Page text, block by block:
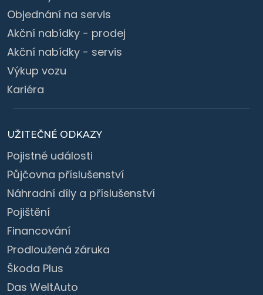
Objednání na servis
Akční nabídky - prodej
Akční nabídky - servis
Výkup vozu
Kariéra
UŽITEČNÉ ODKAZY
Pojistné události
Půjčovna příslušenství
Náhradní díly a příslušenství
Pojištění
Financování
Prodloužená záruka
Škoda Plus
Das WeltAuto